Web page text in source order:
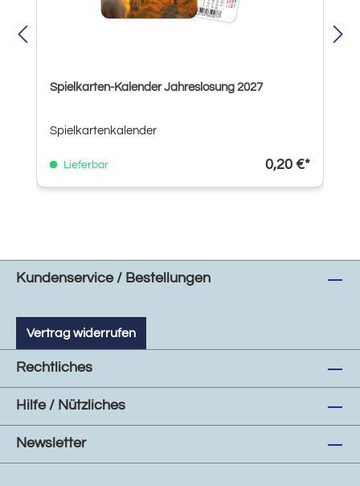
Spielkarten-Kalender Jahreslosung 2027
Spielkartenkalender
Lieferbar 0,20 €*
Kundenservice / Bestellungen
Vertrag widerrufen
Rechtliches
Hilfe / Nützliches
Newsletter